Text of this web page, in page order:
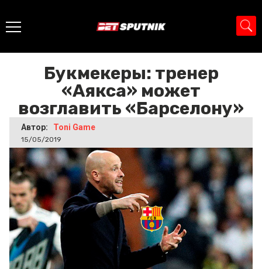
Букмекеры: тренер «Аякса» может
Букмекеры: тренер
«Аякса» может
возглавить «Барселону»
Автор: Toni Game
15/05/2019